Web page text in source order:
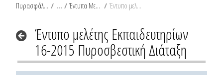
Πυρασφάλεια / Έντυπα Μελετών (word) / Έντυπο μελέτης Εκπαιδευτηρίων 16-2015 Πυροσβεστική Διάταξη
Έντυπο μελέτης Εκπαιδευτηρίων
16-2015 Πυροσβεστική Διάταξη